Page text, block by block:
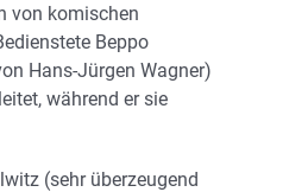
von komischen
Beppo
Hans-Jürgen Wagner)
während er sie
(sehr überzeugend